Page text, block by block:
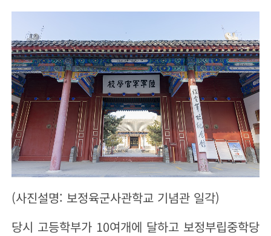
(사진설명: 보정육군사관학교 기념관 일각)
당시 고등학부가 10여개에 달하고 보정부립중학당